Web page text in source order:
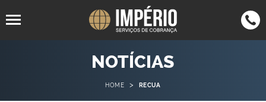
94805-
SP (11)
NOTÍCIAS
HOME > RECUA